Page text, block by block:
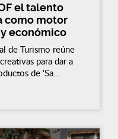
el talento
como motor
económico
de Turismo reúne
para dar a
de ‘Sa...